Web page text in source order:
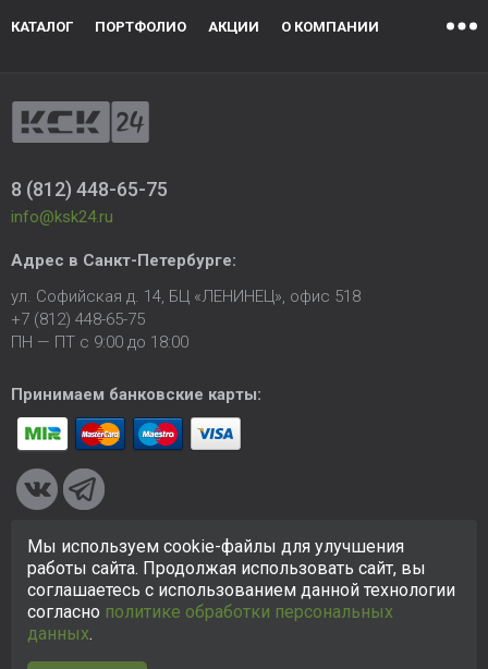
КАТАЛОГ ПОРТФОЛИО АКЦИИ О КОМПАНИИ
8 (812) 448-65-75
info@ksk24.ru
Адрес в Санкт-Петербурге:
ул. Софийская д. 14, БЦ «ЛЕНИНЕЦ», офис 518
+7 (812) 448-65-75
ПН — ПТ с 9:00 до 18:00
Принимаем банковские карты:
© 2005-2026 ООО «КСК». Сайтhttps://ksk24.ruсоздан
исключительно в информационных целях и любая информация
на сайте не является публичной офертой.Политика в
отношении персональных данных
Мы используем cookie-файлы для улучшения
работы сайта. Продолжая использовать сайт, вы
соглашаетесь с использованием данной технологии
согласно политике обработки персональных
данных.